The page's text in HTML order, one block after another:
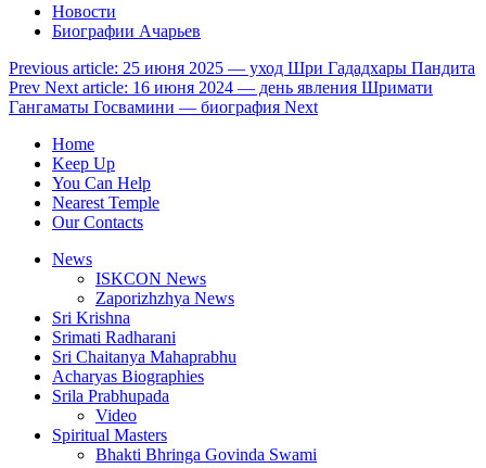
Новости
Биографии Ачарьев
Previous article: 25 июня 2025 — уход Шри Гададхары Пандита
Prev Next article: 16 июня 2024 — день явления Шримати
Гангаматы Госвамини — биография Next
Home
Keep Up
You Can Help
Nearest Temple
Our Contacts
News
ISKCON News
Zaporizhzhya News
Sri Krishna
Srimati Radharani
Sri Chaitanya Mahaprabhu
Acharyas Biographies
Srila Prabhupada
Video
Spiritual Masters
Bhakti Bhringa Govinda Swami